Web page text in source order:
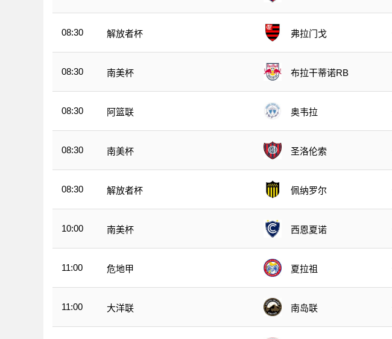
08:30 解放者杯 弗拉门戈
08:30 南美杯 布拉干蒂诺RB
08:30 阿篮联 奥韦拉
08:30 南美杯 圣洛伦索
08:30 解放者杯 佩纳罗尔
10:00 南美杯 西恩夏诺
11:00 危地甲 夏拉祖
11:00 大洋联 南岛联